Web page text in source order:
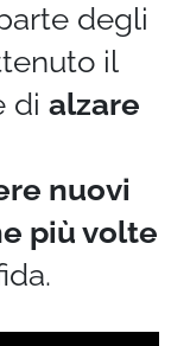
degli
il
di alzare
nuovi
più volte